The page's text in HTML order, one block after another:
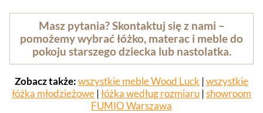
Masz pytania? Skontaktuj się z nami –
pomożemy wybrać łóżko, materac i meble do
pokoju starszego dziecka lub nastolatka.
Zobacz także:wszystkie meble Wood Luck |wszystkie
łóżka młodzieżowe |łóżka według rozmiaru |showroom
FUMIO Warszawa